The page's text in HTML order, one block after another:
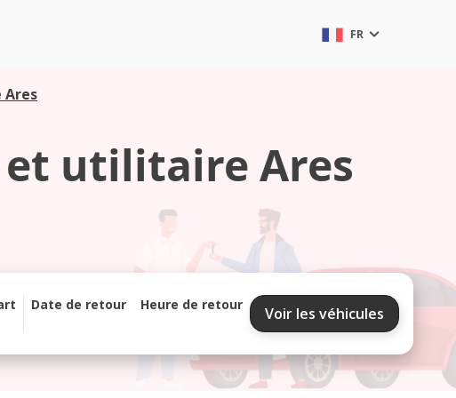
FR
utilitaire Ares
Date de retour Heure de retour Voir les véhicules